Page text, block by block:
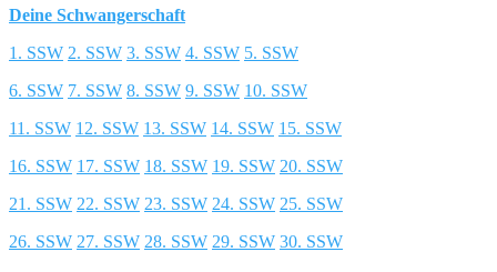
Deine Schwangerschaft
1. SSW 2. SSW 3. SSW 4. SSW 5. SSW
6. SSW 7. SSW 8. SSW 9. SSW 10. SSW
11. SSW 12. SSW 13. SSW 14. SSW 15. SSW
16. SSW 17. SSW 18. SSW 19. SSW 20. SSW
21. SSW 22. SSW 23. SSW 24. SSW 25. SSW
26. SSW 27. SSW 28. SSW 29. SSW 30. SSW